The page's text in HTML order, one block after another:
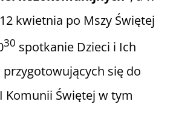
kwietnia po Mszy Świętej
30 spotkanie Dzieci i Ich
przygotowujących się do
Komunii Świętej w tym